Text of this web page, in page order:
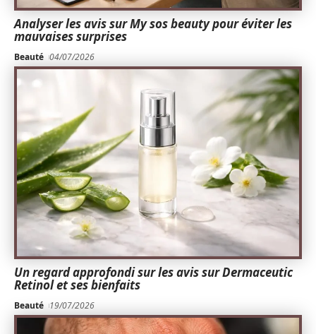
Analyser les avis sur My sos beauty pour éviter les
mauvaises surprises
Beauté 04/07/2026
Un regard approfondi sur les avis sur Dermaceutic
Retinol et ses bienfaits
Beauté 19/07/2026